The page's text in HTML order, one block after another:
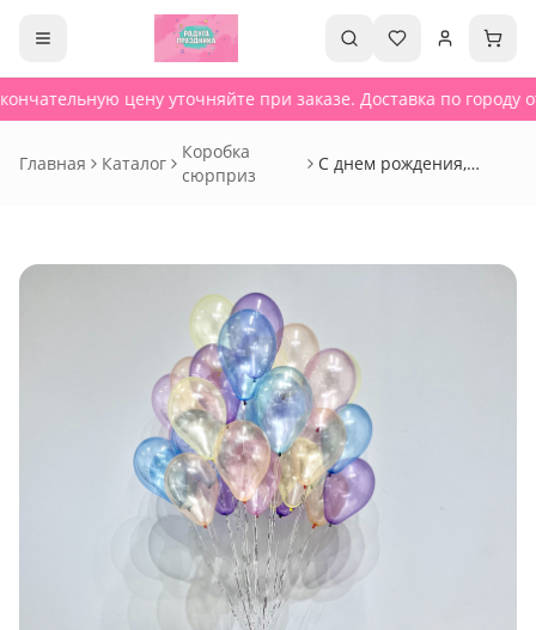
цену уточняйте при заказе. Доставка по городу
Главная Каталог
Коробка
сюрприз
С днем рождения,